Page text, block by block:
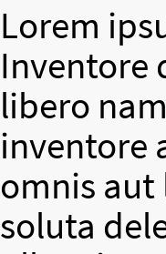
Lorem
Inventore
libero
inventore
omnis
soluta